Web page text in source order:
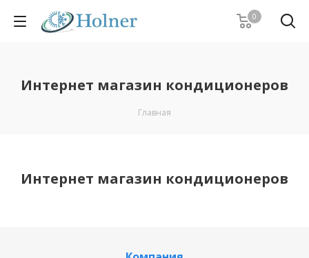
0
Интернет магазин кондиционеров
Главная
Интернет магазин кондиционеров